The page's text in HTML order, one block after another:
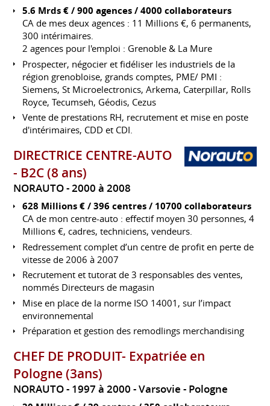
5.6 Mrds € / 900 agences / 4000 collaborateurs
CA de mes deux agences : 11 Millions €, 6 permanents,
300 intérimaires.
2 agences pour l'emploi : Grenoble & La Mure
Prospecter, négocier et fidéliser les industriels de la
région grenobloise, grands comptes, PME/ PMI :
Siemens, St Microelectronics, Arkema, Caterpillar, Rolls
Royce, Tecumseh, Géodis, Cezus
Vente de prestations RH, recrutement et mise en poste
d'intérimaires, CDD et CDI.
DIRECTRICE CENTRE-AUTO
- B2C (8 ans)
NORAUTO 2000 à 2008
628 Millions € / 396 centres / 10700 collaborateurs
CA de mon centre-auto : effectif moyen 30 personnes, 4
Millions €, cadres, techniciens, vendeurs.
Redressement complet d’un centre de profit en perte de
vitesse de 2006 à 2007
Recrutement et tutorat de 3 responsables des ventes,
nommés Directeurs de magasin
Mise en place de la norme ISO 14001, sur l’impact
environnemental
Préparation et gestion des remodlings merchandising
CHEF DE PRODUIT- Expatriée en
Pologne (3ans)
NORAUTO 1997 à 2000 Varsovie Pologne